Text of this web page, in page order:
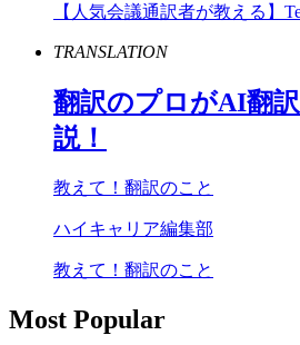
【人気会議通訳者が教える】
TRANSLATION
翻訳のプロがAI翻
説！
教えて！翻訳のこと
ハイキャリア編集部
教えて！翻訳のこと
Most Popular